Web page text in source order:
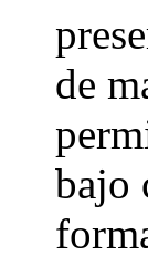
de
bajo